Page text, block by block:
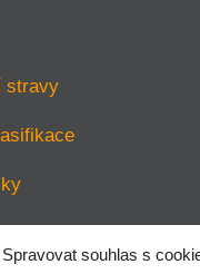
Spravovat souhlas s
stravy